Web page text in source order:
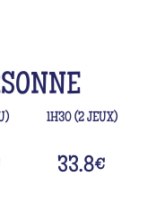
1H30 (2 JEUX)
33.8€